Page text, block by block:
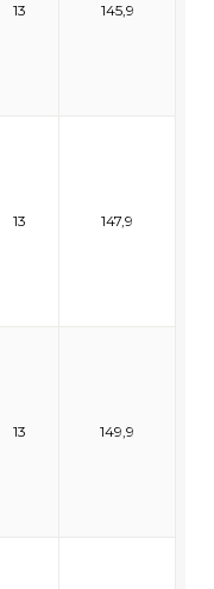
13 145,9
13 147,9
13 149,9